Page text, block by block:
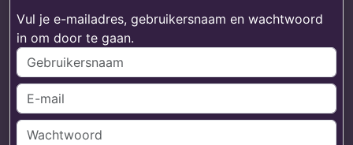
Vul je e-mailadres, gebruikersnaam en wachtwoord
in om door te gaan.